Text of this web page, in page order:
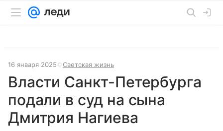
16 января 2025 Светская жизнь
Власти Санкт-Петербурга
подали в суд на сына
Дмитрия Нагиева